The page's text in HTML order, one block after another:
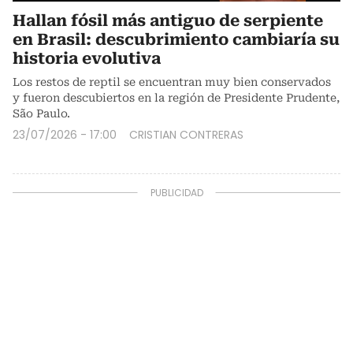
Hallan fósil más antiguo de serpiente
en Brasil: descubrimiento cambiaría su
historia evolutiva
Los restos de reptil se encuentran muy bien conservados
y fueron descubiertos en la región de Presidente Prudente,
São Paulo.
23/07/2026 - 17:00 CRISTIAN CONTRERAS